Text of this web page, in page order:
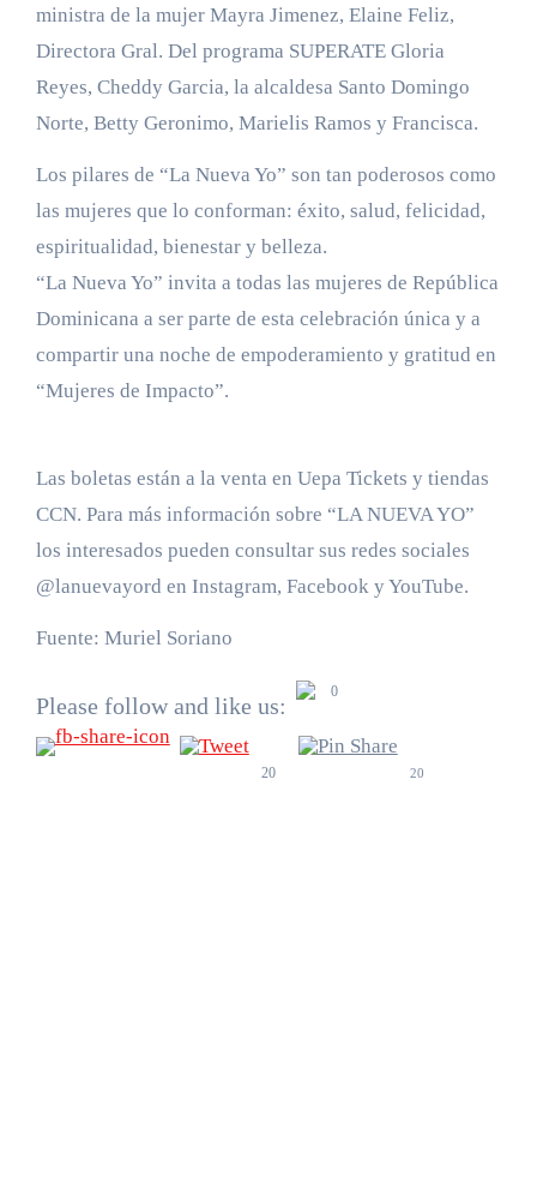
ministra de la mujer Mayra Jimenez, Elaine Feliz,
Directora Gral. Del programa SUPERATE Gloria
Reyes, Cheddy Garcia, la alcaldesa Santo Domingo
Norte, Betty Geronimo, Marielis Ramos y Francisca.
Los pilares de “La Nueva Yo” son tan poderosos como
las mujeres que lo conforman: éxito, salud, felicidad,
espiritualidad, bienestar y belleza.
“La Nueva Yo” invita a todas las mujeres de República
Dominicana a ser parte de esta celebración única y a
compartir una noche de empoderamiento y gratitud en
“Mujeres de Impacto”.
Las boletas están a la venta en Uepa Tickets y tiendas
CCN. Para más información sobre “LA NUEVA YO”
los interesados pueden consultar sus redes sociales
@lanuevayord en Instagram, Facebook y YouTube.
Fuente: Muriel Soriano
Please follow and like us:
0
20 20